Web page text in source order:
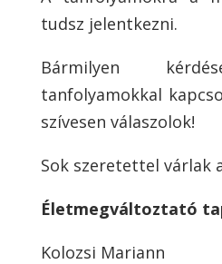
tudsz jelentkezni.
Bármilyen
tanfolyamokkal
szívesen válaszolok!
Sok szeretettel várlak
Életmegváltoztató
Kolozsi Mariann